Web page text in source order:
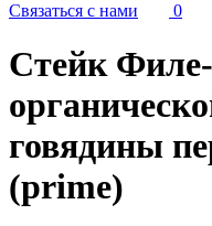
Связаться с нами 0
Стейк
говядины
(prime)